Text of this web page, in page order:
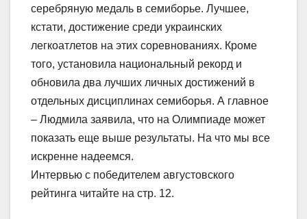
серебряную медаль в семиборье. Лучшее,
кстати, достижение среди украинских
легкоатлетов на этих соревнованиях. Кроме
того, установила национальный рекорд и
обновила два лучших личных достижений в
отдельных дисциплинах семиборья. А главное
– Людмила заявила, что на Олимпиаде может
показать еще выше результаты. На что мы все
искренне надеемся.
Интервью с победителем августовского
рейтинга читайте на стр. 12.